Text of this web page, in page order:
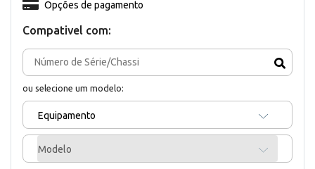
Compativel com:
ou selecione um modelo:
Equipamento
Modelo
Opções de pagamento